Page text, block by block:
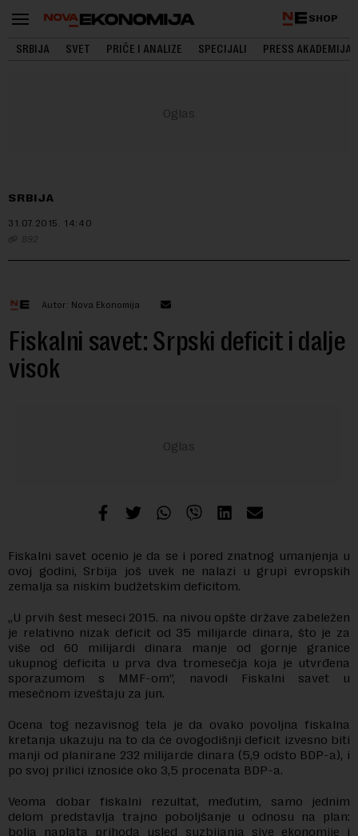
SHOP
SRBIJA SVET PRIČE I ANALIZE SPECIJALI PRESS AKADEMIJA
SRBIJA
31.07.2015. 14:40
B92
Autor: Nova Ekonomija
Fiskalni savet: Srpski deficit i dalje
visok
Fiskalni savet ocenio je da se i pored znatnog umanjenja u
ovoj godini, Srbija još uvek ne nalazi u grupi evropskih
zemalja sa niskim budžetskim deficitom.
„U prvih šest meseci 2015. na nivou opšte države zabeležen
je relativno nizak deficit od 35 milijarde dinara, što je za
više od 60 milijardi dinara manje od gornje granice
ukupnog deficita u prva dva tromesečja koja je utvrđena
sporazumom s MMF-om”, navodi Fiskalni savet u
mesečnom izveštaju za jun.
Ocena tog nezavisnog tela je da ovako povoljna fiskalna
kretanja ukazuju na to da će ovogodišnji deficit izvesno biti
manji od planirane 232 milijarde dinara (5,9 odsto BDP-a), i
po svoj prilici iznosiće oko 3,5 procenata BDP-a.
Veoma dobar fiskalni rezultat, međutim, samo jednim
delom predstavlja trajno poboljšanje u odnosu na plan:
bolja naplata prihoda usled suzbijanja sive ekonomije i